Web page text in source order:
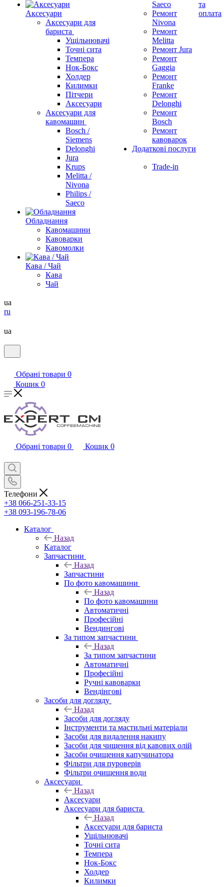
Аксесуари
Аксесуари для
бариста
Ущільнювачі
Точні сита
Темпера
Нок-Бокс
Холдер
Килимки
Пітчери
Аксесуари
Аксесуари для
кавомашин
Bosch /
Siemens
Delonghi
Jura
Krups
Melitta /
Nivona
Philips /
Saeco
Обладнання
Кавомашини
Кавоварки
Кавомолки
Кава / Чай
Кава
Чай
Saeco
Ремонт
Nivona
Ремонт
Melitta
Ремонт Jura
Ремонт
Gaggia
Ремонт
Franke
Ремонт
Delonghi
Ремонт
Bosch
Ремонт
кавоварок
Додаткові послуги
Trade-in
та
оплата
ua
ru
ua
Обрані товари 0
Кошик 0
Обрані товари 0 Кошик 0
Телефони
+38 066-251-33-15
+38 093-196-78-06
Каталог
Назад
Каталог
Запчастини
Назад
Запчастини
По фото кавомашини
Назад
По фото кавомашини
Автоматичні
Професійні
Вендингові
За типом запчастини
Назад
За типом запчастини
Автоматичні
Професійні
Ручні кавоварки
Вендінгові
Засоби для догляду
Назад
Засоби для догляду
Інструменти та мастильні матеріали
Засоби для видалення накипу
Засоби для чищення від кавових олій
Засоби очищення капучинатора
Фільтри для пуроверів
Фільтри очищення води
Аксесуари
Назад
Аксесуари
Аксесуари для бариста
Назад
Аксесуари для бариста
Ущільнювачі
Точні сита
Темпера
Нок-Бокс
Холдер
Килимки